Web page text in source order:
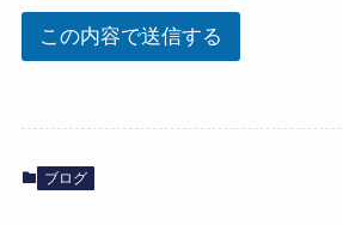
この内容で送信する
ブログ